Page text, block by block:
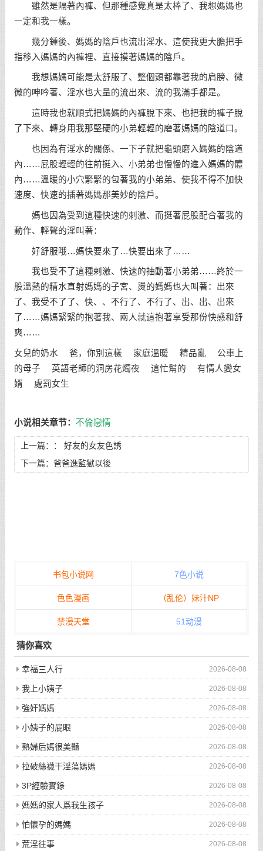
雖然是隔著內褲、但那種感覺真是太棒了、我想媽媽也
一定和我一樣。
幾分鍾後、媽媽的陰戶也流出淫水、這使我更大膽把手
指移入媽媽的內褲裡、直接摸著媽媽的陰戶。
我想媽媽可能是太舒服了、整個頭都靠著我的肩膀、微
微的呻吟著、淫水也大量的流出來、流的我滿手都是。
這時我也就順式把媽媽的內褲脫下來、也把我的褲子脫
了下來、轉身用我那堅硬的小弟輕輕的磨著媽媽的陰道口。
也因為有淫水的關係、一下子就把龜頭磨入媽媽的陰道
內……屁股輕輕的往前挺入、小弟弟也慢慢的進入媽媽的體
內……溫暖的小穴緊緊的包著我的小弟弟、使我不得不加快
速度、快速的插著媽媽那美妙的陰戶。
媽也因為受到這種快速的刺激、而挺著屁股配合著我的
動作、輕聲的淫叫著：
好舒服哦…媽快要來了…快要出來了……
我也受不了這種剌激、快速的抽動著小弟弟……終於一
股溫熱的精水直射媽媽的子宮、燙的媽媽也大叫著：出來
了、我受不了了、快、、不行了、不行了、出、出、出來
了……媽媽緊緊的抱著我、兩人就這抱著享受那份快感和舒
爽……
女兒的奶水 爸，你別這樣 家庭溫暖 精品亂 公車上
的母子 英語老師的洞房花燭夜 這忙幫的 有情人變女
婿 處罰女生
小说相关章节： 不倫戀情
上一篇：： 好友的女友色誘
下一篇： 爸爸進監獄以後
书包小说网 7色小说
色色漫画 （乱伦）妹汁NP
禁漫天堂 51动漫
猜你喜欢
2026-08-08
幸福三人行
2026-08-08
我上小姨子
2026-08-08
強奸媽媽
2026-08-08
小姨子的屁眼
2026-08-08
熟婦后媽很美豔
2026-08-08
拉破絲襪干淫蕩媽媽
2026-08-08
3P經驗實錄
2026-08-08
媽媽的家人爲我生孩子
2026-08-08
怕懷孕的媽媽
2026-08-08
荒淫往事